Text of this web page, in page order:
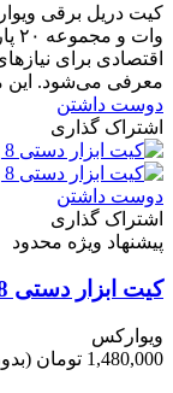
اقتصادی برای
معرفی می‌شود. این
دوست داشتن
اشتراک گذاری
دوست داشتن
اشتراک گذاری
پیشنهاد ویژه محدود
کیت ابزار دستی 8 پارچه ویوارکس مدل VR0008-HTK
ویوارکس
1,480,000 تومان